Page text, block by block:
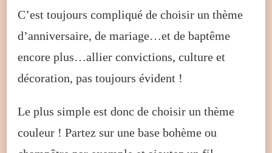
C’est toujours compliqué de choisir un thème
d’anniversaire, de mariage…et de baptême
encore plus…allier convictions, culture et
décoration, pas toujours évident !
Le plus simple est donc de choisir un thème
couleur ! Partez sur une base bohème ou